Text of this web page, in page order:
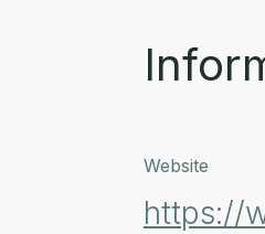
Website
https://